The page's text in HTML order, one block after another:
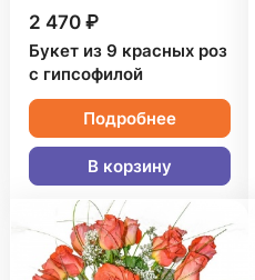
2 470 ₽
Букет из 9 красных роз
с гипсофилой
Подробнее
В корзину